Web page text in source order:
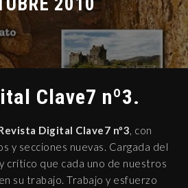
Clave7 nº3.
Digital Clave7 nº3, con
y secciones nuevas. Cargada del
crítico que cada uno de nuestros
su trabajo. Trabajo y esfuerzo